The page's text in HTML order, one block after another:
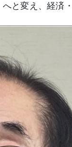
と変え、経済